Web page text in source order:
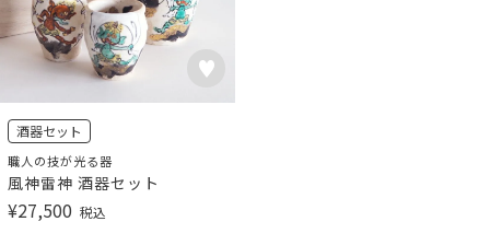
酒器セット
職人の技が光る器
風神雷神 酒器セット
¥27,500 税込